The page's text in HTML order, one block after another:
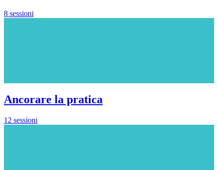
8 sessioni
Ancorare la pratica
12 sessioni